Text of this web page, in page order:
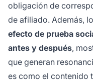
obligación de
de afiliado. Además,
efecto de prueba
antes y después,
que generan
es como el contenido